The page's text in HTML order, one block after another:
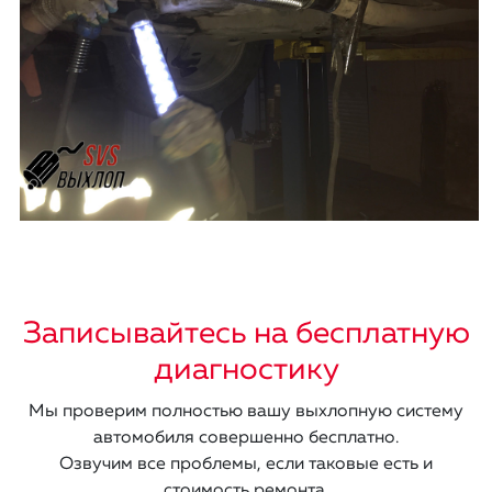
Записывайтесь на бесплатную
диагностику
Мы проверим полностью вашу выхлопную систему
автомобиля совершенно бесплатно.
Озвучим все проблемы, если таковые есть и